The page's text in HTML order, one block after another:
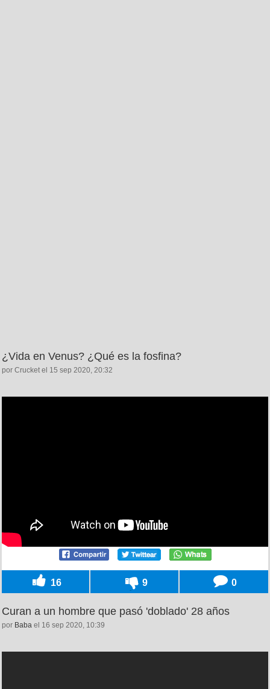
¿Vida en Venus? ¿Qué es la fosfina?
por Crucket el 15 sep 2020, 20:32
16 9 0
Curan a un hombre que pasó 'doblado' 28 años
por Baba el 16 sep 2020, 10:39